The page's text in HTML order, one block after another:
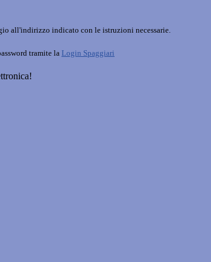
all'indirizzo indicato con le istruzioni necessarie.
tramite la Login Spaggiari